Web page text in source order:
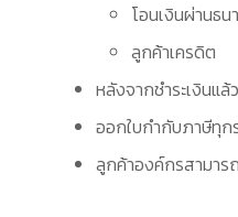
โอนเงินผ่านธน
ลูกค้าเครดิต
หลังจากชำระเงินแ
ออกใบกำกับภาษีทุก
ลูกค้าองค์กรสามาร